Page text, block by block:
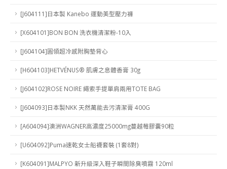
[J604111]日本製 Kanebo 運動美型壓力褲
[X604101]BON BON 洗衣機清潔粉-10入
[J604104]圓領超冷感附胸墊背心
[H604103]HETVÉNUS® 肌膚之息體香膏 30g
[J604102]ROSE NOIRE 繩索手提單肩兩用TOTE BAG
[J604093]日本製NKK 天然萬能去污清潔膏 400G
[A604094]澳洲WAGNER高濃度25000mg蔓越莓膠囊90粒
[U604092]Puma速乾女士船襪套裝 (1套8對)
[K604091]MALPYO 新升級深入鞋子瞬間除臭噴霧 120ml